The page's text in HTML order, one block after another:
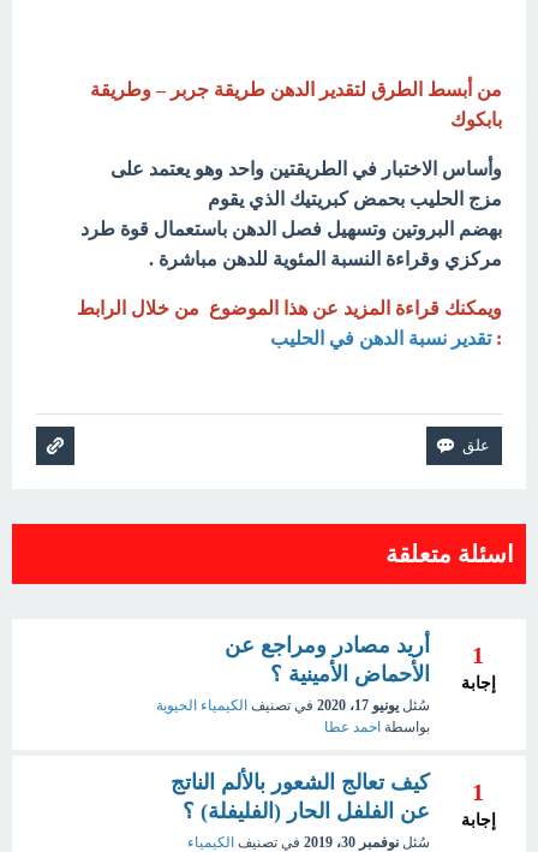
من أبسط الطرق لتقدير الدهن طريقة جربر – وطريقة
بابكوك
وأساس الاختبار في الطريقتين واحد وهو يعتمد على
مزج الحليب بحمض كبريتيك الذي يقوم
بهضم البروتين وتسهيل فصل الدهن باستعمال قوة طرد
مركزي وقراءة النسبة المئوية للدهن مباشرة .
ويمكنك قراءة المزيد عن هذا الموضوع من خلال الرابط
:تقدير نسبة الدهن في الحليب
اسئلة متعلقة
1
إجابة
أريد مصادر ومراجع عن
الأحماض الأمينية ؟
سُئل يونيو 17، 2020 في تصنيف الكيمياء الحيوية
بواسطة احمد عطا
1
إجابة
كيف تعالج الشعور بالألم الناتج
عن الفلفل الحار (الفليفلة) ؟
سُئل نوفمبر 30، 2019 في تصنيف الكيمياء